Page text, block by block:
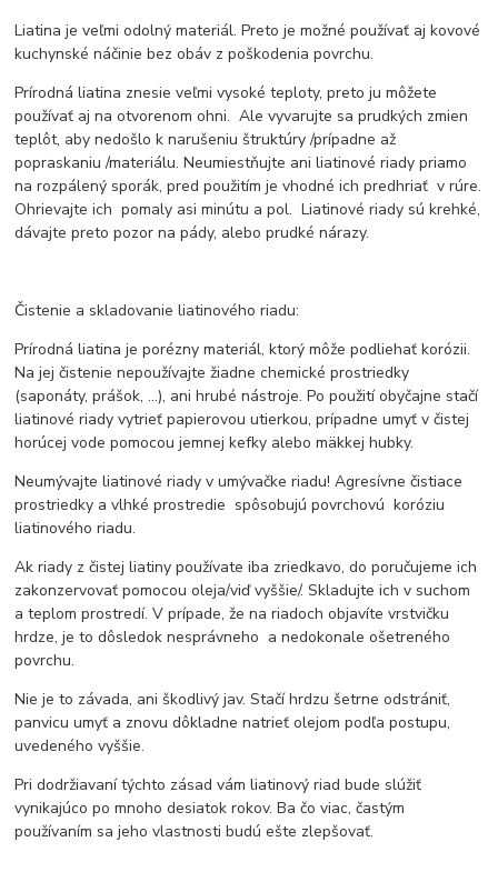
Liatina je veľmi odolný materiál. Preto je možné používať aj kovové
kuchynské náčinie bez obáv z poškodenia povrchu.
Prírodná liatina znesie veľmi vysoké teploty, preto ju môžete
používať aj na otvorenom ohni. Ale vyvarujte sa prudkých zmien
teplôt, aby nedošlo k narušeniu štruktúry /prípadne až
popraskaniu /materiálu. Neumiestňujte ani liatinové riady priamo
na rozpálený sporák, pred použitím je vhodné ich predhriať v rúre.
Ohrievajte ich pomaly asi minútu a pol. Liatinové riady sú krehké,
dávajte preto pozor na pády, alebo prudké nárazy.
Čistenie a skladovanie liatinového riadu:
Prírodná liatina je porézny materiál, ktorý môže podliehať korózii.
Na jej čistenie nepoužívajte žiadne chemické prostriedky
(saponáty, prášok, ...), ani hrubé nástroje. Po použití obyčajne stačí
liatinové riady vytrieť papierovou utierkou, prípadne umyť v čistej
horúcej vode pomocou jemnej kefky alebo mäkkej hubky.
Neumývajte liatinové riady v umývačke riadu! Agresívne čistiace
prostriedky a vlhké prostredie spôsobujú povrchovú koróziu
liatinového riadu.
Ak riady z čistej liatiny používate iba zriedkavo, do poručujeme ich
zakonzervovať pomocou oleja/viď vyššie/. Skladujte ich v suchom
a teplom prostredí. V prípade, že na riadoch objavíte vrstvičku
hrdze, je to dôsledok nesprávneho a nedokonale ošetreného
povrchu.
Nie je to závada, ani škodlivý jav. Stačí hrdzu šetrne odstrániť,
panvicu umyť a znovu dôkladne natrieť olejom podľa postupu,
uvedeného vyššie.
Pri dodržiavaní týchto zásad vám liatinový riad bude slúžiť
vynikajúco po mnoho desiatok rokov. Ba čo viac, častým
používaním sa jeho vlastnosti budú ešte zlepšovať.